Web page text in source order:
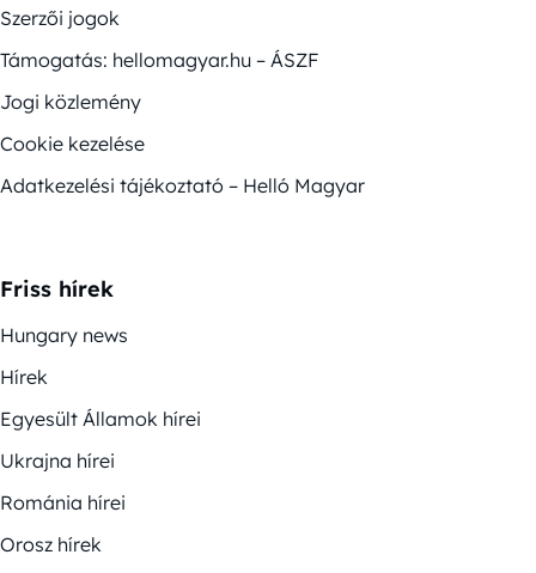
Szerzői jogok
Támogatás: hellomagyar.hu – ÁSZF
Jogi közlemény
Cookie kezelése
Adatkezelési tájékoztató – Helló Magyar
Friss hírek
Hungary news
Hírek
Egyesült Államok hírei
Ukrajna hírei
Románia hírei
Orosz hírek